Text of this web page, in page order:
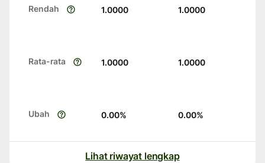
Rendah 1.0000 1.0000
Rata-rata 1.0000 1.0000
Ubah 0.00% 0.00%
Lihat riwayat lengkap